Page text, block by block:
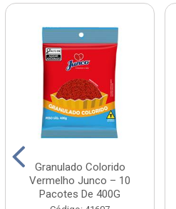
Granulado Colorido
Vermelho Junco – 10
Pacotes De 400G